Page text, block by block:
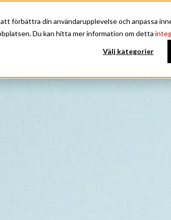
förbättra din användarupplevelse och anpassa
Du kan hitta mer information om detta
Välj kategorier
Avant